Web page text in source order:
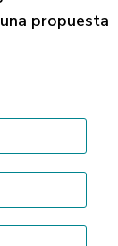
propuesta